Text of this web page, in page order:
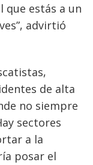
que estás a un
advirtió
de alta
no siempre
sectores
a la
posar el